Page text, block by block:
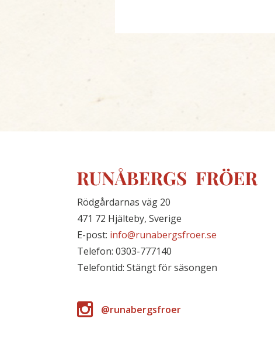
Rödgårdarnas väg 20
471 72 Hjälteby, Sverige
E-post: info@runabergsfroer.se
Telefon: 0303-777140
Telefontid: Stängt för säsongen
@runabergsfroer